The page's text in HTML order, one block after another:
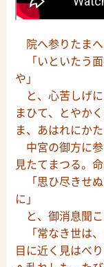
院へ参りたまへ
「いといたう
や」
と、心苦しげ
まひて、とやか
ま、あはれにかた
中宮の御方に
見たてまつる。
「思ひ尽きせ
に」
と、御消息聞こ
「常なき世は、
目に近く見はべ